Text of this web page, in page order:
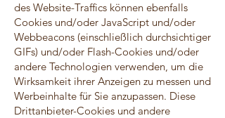
des Website-Traffics können ebenfalls
Cookies und/oder JavaScript und/oder
Webbeacons (einschließlich durchsichtiger
GIFs) und/oder Flash-Cookies und/oder
andere Technologien verwenden, um die
Wirksamkeit ihrer Anzeigen zu messen und
Werbeinhalte für Sie anzupassen. Diese
Drittanbieter-Cookies und andere